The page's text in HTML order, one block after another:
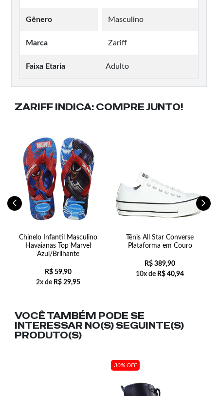
Gênero Masculino
Marca Zariff
Faixa Etaria Adulto
ZARIFF INDICA: COMPRE JUNTO!
Chinelo Infantil Masculino
Havaianas Top Marvel
Azul/Brilhante
R$ 59,90
2x de R$ 29,95
Tênis All Star Converse
Plataforma em Couro
R$ 389,90
10x de R$ 40,94
VOCÊ TAMBÉM PODE SE
INTERESSAR NO(S) SEGUINTE(S)
PRODUTO(S)
30% OFF